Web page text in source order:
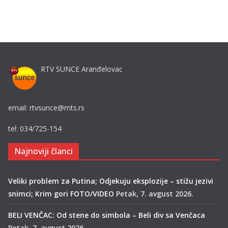
RTV SUNCE Aranđelovac
email: rtvsunce@mts.rs
tel: 034/725-154
Najnoviji članci
Veliki problem za Putina; Odjekuju eksplozije – stižu jezivi
snimci; Krim gori FOTO/VIDEO Petak, 7. avgust 2026.
BELI VENČAC: Od stene do simbola – Beli div sa Venčaca